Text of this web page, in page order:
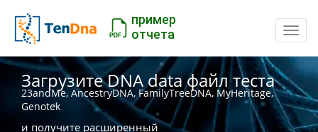
пример
отчета
Загрузите DNA data файл теста
23andMe, AncestryDNA, FamilyTreeDNA, MyHeritage,
Genotek
и получите расширенный